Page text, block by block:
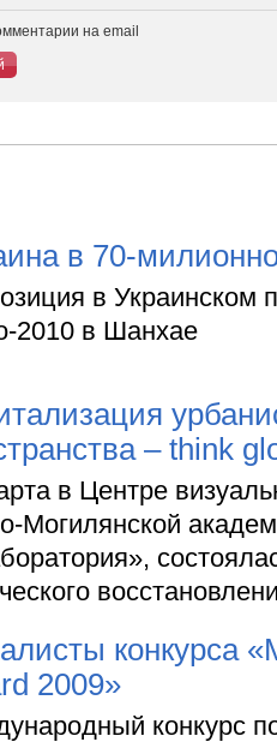
на email
в 70-
в Украинском
2010 в Шанхае
– think
в Центре
Могилянской
конкурса
2009»
конкурс